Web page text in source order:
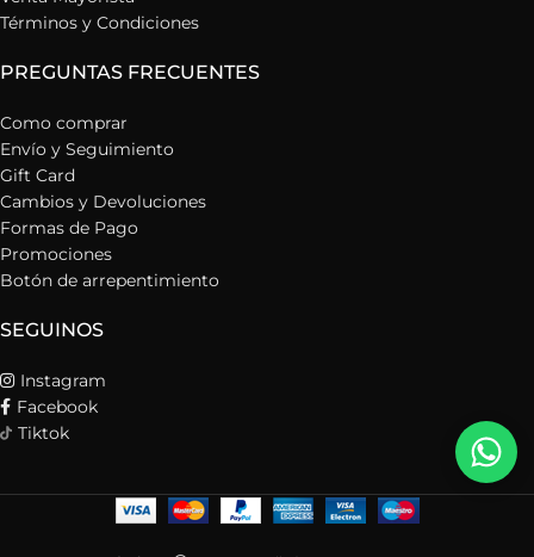
Términos y Condiciones
PREGUNTAS FRECUENTES
Como comprar
Envío y Seguimiento
Gift Card
Cambios y Devoluciones
Formas de Pago
Promociones
Botón de arrepentimiento
SEGUINOS
Instagram
Facebook
Tiktok